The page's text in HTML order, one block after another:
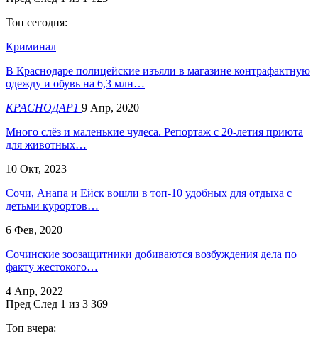
Топ сегодня:
Криминал
В Краснодаре полицейские изъяли в магазине контрафактную
одежду и обувь на 6,3 млн…
КРАСНОДАР1 9 Апр, 2020
Много слёз и маленькие чудеса. Репортаж с 20-летия приюта
для животных…
10 Окт, 2023
Сочи, Анапа и Ейск вошли в топ-10 удобных для отдыха с
детьми курортов…
6 Фев, 2020
Сочинские зоозащитники добиваются возбуждения дела по
факту жестокого…
4 Апр, 2022
Пред След 1 из 3 369
Топ вчера: